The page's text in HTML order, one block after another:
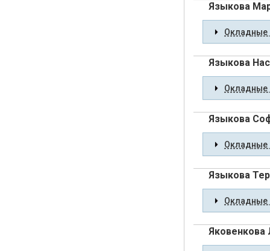
Языкова
Окладные
Языкова
Окладные
Языкова
Окладные
Языкова
Окладные
Яковенкова